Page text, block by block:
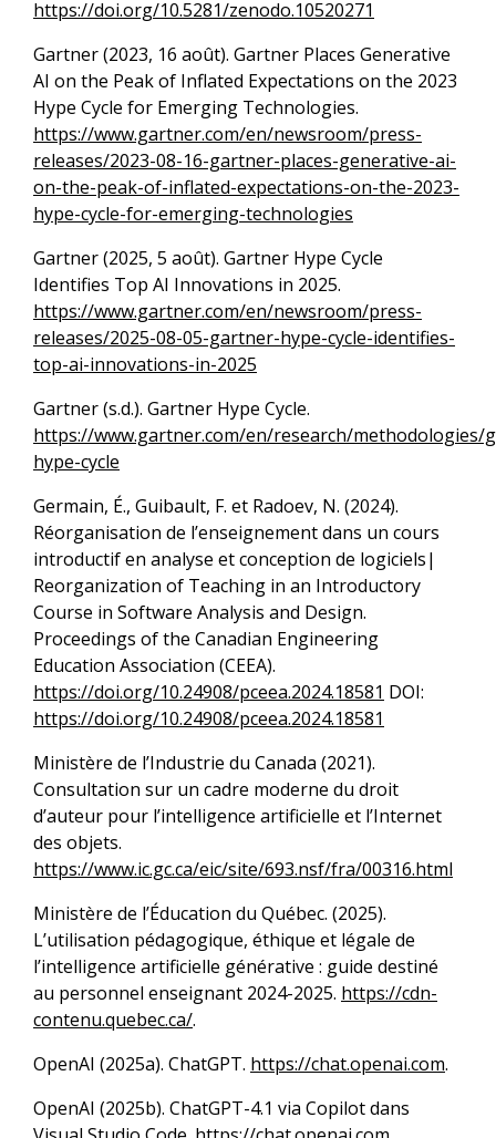
https://doi.org/10.5281/zenodo.10520271
Gartner (2023, 16 août). Gartner Places Generative
AI on the Peak of Inflated Expectations on the 2023
Hype Cycle for Emerging Technologies.
https://www.gartner.com/en/newsroom/press-
releases/2023-08-16-gartner-places-generative-ai-
on-the-peak-of-inflated-expectations-on-the-2023-
hype-cycle-for-emerging-technologies
Gartner (2025, 5 août). Gartner Hype Cycle
Identifies Top AI Innovations in 2025.
https://www.gartner.com/en/newsroom/press-
releases/2025-08-05-gartner-hype-cycle-identifies-
top-ai-innovations-in-2025
Gartner (s.d.). Gartner Hype Cycle.
https://www.gartner.com/en/research/methodologies/
hype-cycle
Germain, É., Guibault, F. et Radoev, N. (2024).
Réorganisation de l’enseignement dans un cours
introductif en analyse et conception de logiciels|
Reorganization of Teaching in an Introductory
Course in Software Analysis and Design.
Proceedings of the Canadian Engineering
Education Association (CEEA).
https://doi.org/10.24908/pceea.2024.18581 DOI:
https://doi.org/10.24908/pceea.2024.18581
Ministère de l’Industrie du Canada (2021).
Consultation sur un cadre moderne du droit
d’auteur pour l’intelligence artificielle et l’Internet
des objets.
https://www.ic.gc.ca/eic/site/693.nsf/fra/00316.html
Ministère de l’Éducation du Québec. (2025).
L’utilisation pédagogique, éthique et légale de
l’intelligence artificielle générative : guide destiné
au personnel enseignant 2024-2025. https://cdn-
contenu.quebec.ca/.
OpenAI (2025a). ChatGPT. https://chat.openai.com.
OpenAI (2025b). ChatGPT-4.1 via Copilot dans